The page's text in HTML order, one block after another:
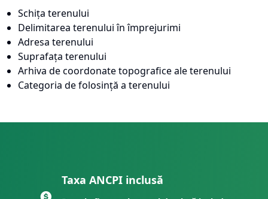
Schița terenului
Delimitarea terenului în împrejurimi
Adresa terenului
Suprafața terenului
Arhiva de coordonate topografice ale terenului
Categoria de folosință a terenului
Taxa ANCPI inclusă